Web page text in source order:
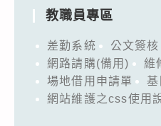
教職員專區
差勤系統 公文簽核
網路請購(備用)
維
場地借用申請單
網站維護之css使用